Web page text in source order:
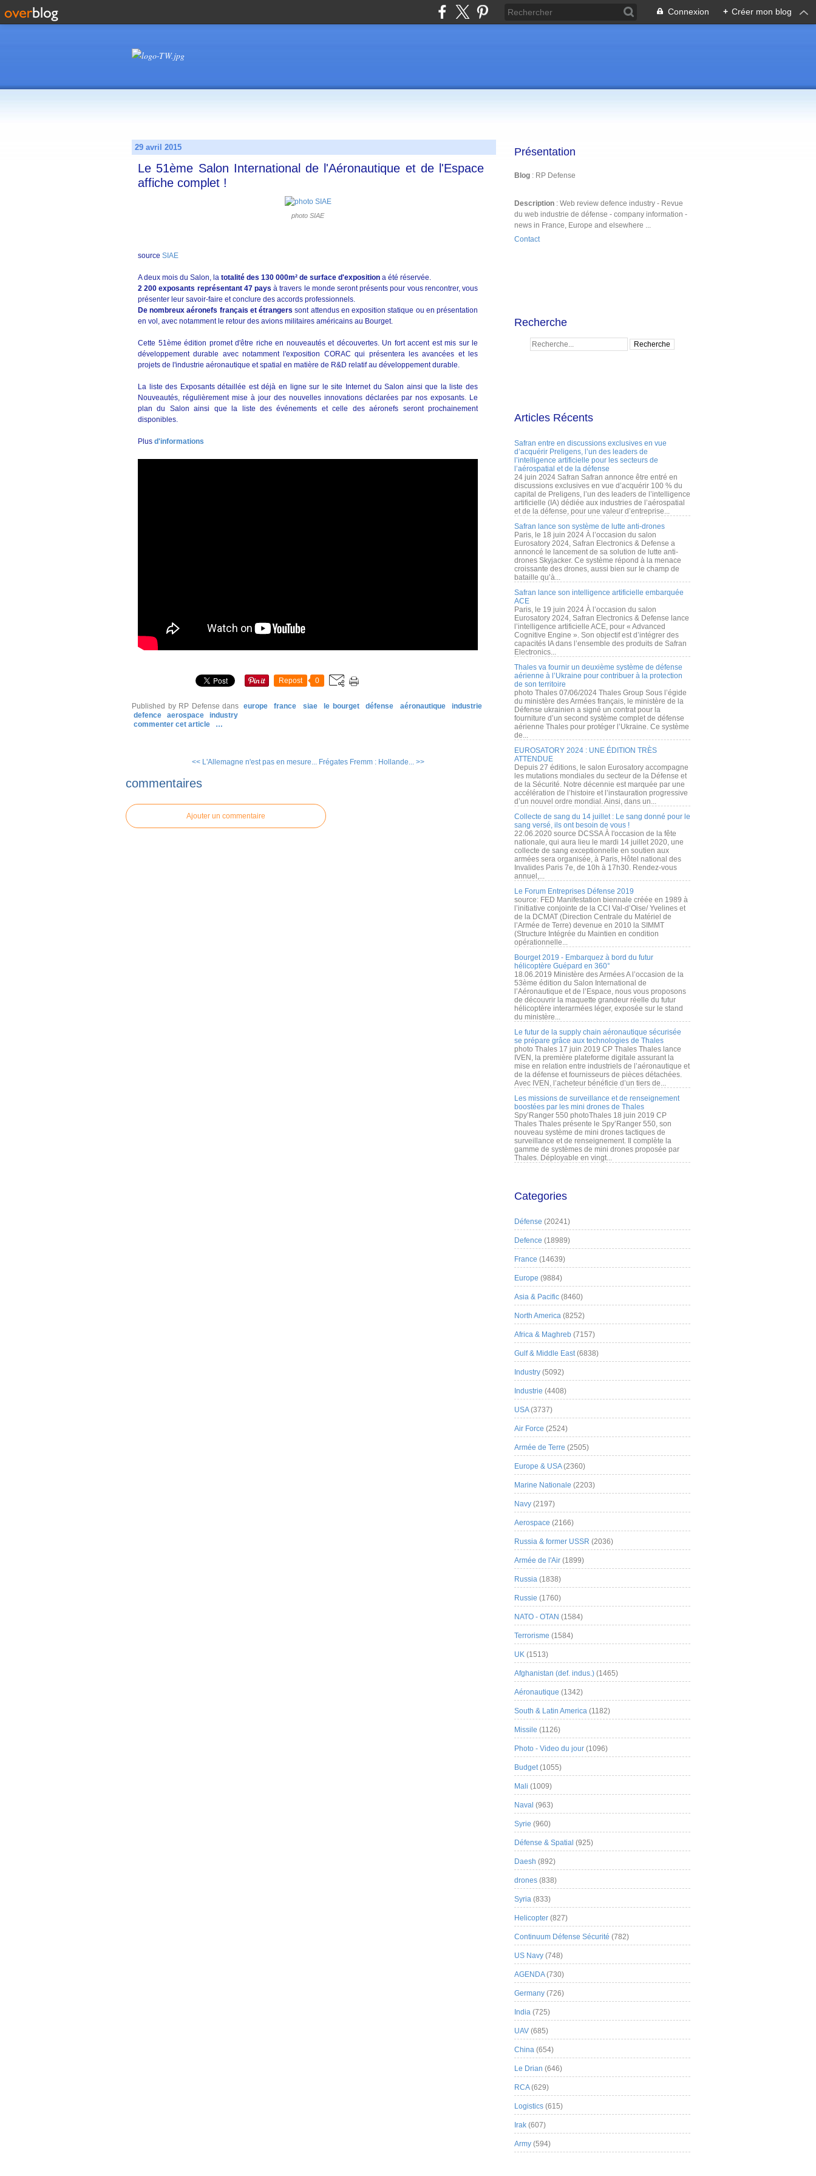
Connexion + Créer mon blog
29 avril 2015
Le 51ème Salon International de l'Aéronautique et de l'Espace
affiche complet !
photo SIAE
source SIAE
A deux mois du Salon, la totalité des 130 000m² de surface d'exposition a été réservée.
2 200 exposants représentant 47 pays à travers le monde seront présents pour vous rencontrer, vous
présenter leur savoir-faire et conclure des accords professionnels.
De nombreux aéronefs français et étrangers sont attendus en exposition statique ou en présentation
en vol, avec notamment le retour des avions militaires américains au Bourget.
Cette 51ème édition promet d'être riche en nouveautés et découvertes. Un fort accent est mis sur le
développement durable avec notamment l'exposition CORAC qui présentera les avancées et les
projets de l'industrie aéronautique et spatial en matière de R&D relatif au développement durable.
La liste des Exposants détaillée est déjà en ligne sur le site Internet du Salon ainsi que la liste des
Nouveautés, régulièrement mise à jour des nouvelles innovations déclarées par nos exposants. Le
plan du Salon ainsi que la liste des événements et celle des aéronefs seront prochainement
disponibles.
Plus d'informations
Repost 0
Published by RP Defense dans europe france siae le bourget défense aéronautique
industrie
defence
aerospace
industry
commenter cet article
…
<< L'Allemagne n'est pas en mesure... Frégates Fremm : Hollande... >>
commentaires
Ajouter un commentaire
Présentation
Blog : RP Defense
Description : Web review defence industry - Revue
du web industrie de défense - company information -
news in France, Europe and elsewhere ...
Contact
Recherche
Articles Récents
Safran entre en discussions exclusives en vue
d’acquérir Preligens, l’un des leaders de
l’intelligence artificielle pour les secteurs de
l’aérospatial et de la défense
24 juin 2024 Safran Safran annonce être entré en
discussions exclusives en vue d’acquérir 100 % du
capital de Preligens, l’un des leaders de l’intelligence
artificielle (IA) dédiée aux industries de l’aérospatial
et de la défense, pour une valeur d’entreprise...
Safran lance son système de lutte anti-drones
Paris, le 18 juin 2024 À l’occasion du salon
Eurosatory 2024, Safran Electronics & Defense a
annoncé le lancement de sa solution de lutte anti-
drones Skyjacker. Ce système répond à la menace
croissante des drones, aussi bien sur le champ de
bataille qu’à...
Safran lance son intelligence artificielle embarquée
ACE
Paris, le 19 juin 2024 À l’occasion du salon
Eurosatory 2024, Safran Electronics & Defense lance
l’intelligence artificielle ACE, pour « Advanced
Cognitive Engine ». Son objectif est d’intégrer des
capacités IA dans l’ensemble des produits de Safran
Electronics...
Thales va fournir un deuxième système de défense
aérienne à l’Ukraine pour contribuer à la protection
de son territoire
photo Thales 07/06/2024 Thales Group Sous l’égide
du ministère des Armées français, le ministère de la
Défense ukrainien a signé un contrat pour la
fourniture d’un second système complet de défense
aérienne Thales pour protéger l’Ukraine. Ce système
de...
EUROSATORY 2024 : UNE ÉDITION TRÈS
ATTENDUE
Depuis 27 éditions, le salon Eurosatory accompagne
les mutations mondiales du secteur de la Défense et
de la Sécurité. Notre décennie est marquée par une
accélération de l’histoire et l’instauration progressive
d’un nouvel ordre mondial. Ainsi, dans un...
Collecte de sang du 14 juillet : Le sang donné pour le
sang versé, ils ont besoin de vous !
22.06.2020 source DCSSA À l'occasion de la fête
nationale, qui aura lieu le mardi 14 juillet 2020, une
collecte de sang exceptionnelle en soutien aux
armées sera organisée, à Paris, Hôtel national des
Invalides Paris 7e, de 10h à 17h30. Rendez-vous
annuel,...
Le Forum Entreprises Défense 2019
source: FED Manifestation biennale créée en 1989 à
l’initiative conjointe de la CCI Val-d’Oise/ Yvelines et
de la DCMAT (Direction Centrale du Matériel de
l’Armée de Terre) devenue en 2010 la SIMMT
(Structure Intégrée du Maintien en condition
opérationnelle...
Bourget 2019 - Embarquez à bord du futur
hélicoptère Guépard en 360°
18.06.2019 Ministère des Armées A l’occasion de la
53ème édition du Salon International de
l’Aéronautique et de l’Espace, nous vous proposons
de découvrir la maquette grandeur réelle du futur
hélicoptère interarmées léger, exposée sur le stand
du ministère...
Le futur de la supply chain aéronautique sécurisée
se prépare grâce aux technologies de Thales
photo Thales 17 juin 2019 CP Thales Thales lance
IVEN, la première plateforme digitale assurant la
mise en relation entre industriels de l’aéronautique et
de la défense et fournisseurs de pièces détachées.
Avec IVEN, l’acheteur bénéficie d’un tiers de...
Les missions de surveillance et de renseignement
boostées par les mini drones de Thales
Spy’Ranger 550 photoThales 18 juin 2019 CP
Thales Thales présente le Spy’Ranger 550, son
nouveau système de mini drones tactiques de
surveillance et de renseignement. Il complète la
gamme de systèmes de mini drones proposée par
Thales. Déployable en vingt...
Categories
Défense (20241)
Defence (18989)
France (14639)
Europe (9884)
Asia & Pacific (8460)
North America (8252)
Africa & Maghreb (7157)
Gulf & Middle East(6838)
Industry (5092)
Industrie (4408)
USA(3737)
Air Force (2524)
Armée de Terre (2505)
Europe & USA(2360)
Marine Nationale (2203)
Navy (2197)
Aerospace (2166)
Russia & former USSR (2036)
Armée de l'Air (1899)
Russia (1838)
Russie (1760)
NATO - OTAN (1584)
Terrorisme (1584)
UK (1513)
Afghanistan (def. indus.) (1465)
Aéronautique (1342)
South & Latin America (1182)
Missile (1126)
Photo - Video du jour (1096)
Budget(1055)
Mali (1009)
Naval (963)
Syrie (960)
Défense & Spatial (925)
Daesh (892)
drones (838)
Syria (833)
Helicopter (827)
Continuum Défense Sécurité (782)
US Navy (748)
AGENDA(730)
Germany (726)
India (725)
UAV (685)
China (654)
Le Drian (646)
RCA(629)
Logistics (615)
Irak (607)
Army (594)